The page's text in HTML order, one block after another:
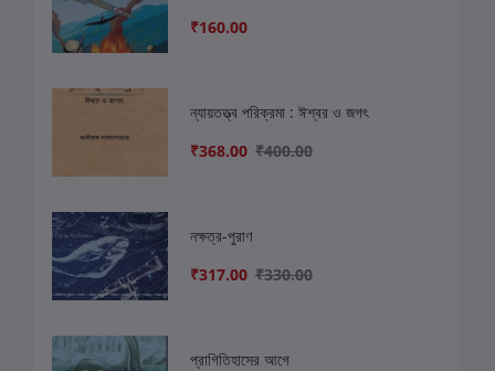
₹160.00
ন্যায়তত্ত্ব পরিক্রমা : ঈশ্বর ও জগৎ
₹368.00 ₹400.00
নক্ষত্র-পুরাণ
₹317.00 ₹330.00
প্রাগিতিহাসের আগে